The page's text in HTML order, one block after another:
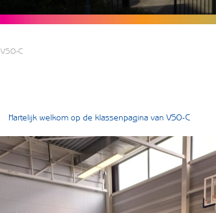
VSO-C
Hartelijk welkom op de klassenpagina van VSO-C